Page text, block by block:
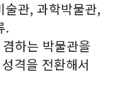
관, 과학박물관,
.
하는 박물관을
격을 전환해서